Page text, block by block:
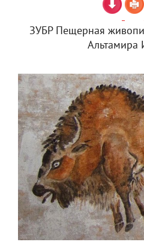
ЗУБР Пещерная
Альтамира